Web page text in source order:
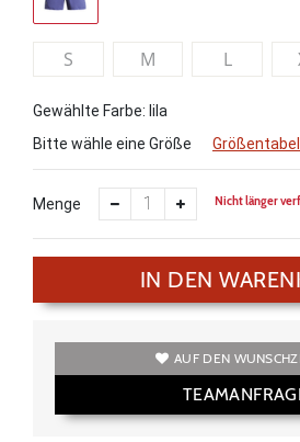
S M L
Gewählte Farbe: lila
Bitte wähle eine Größe
Menge Nicht länger
IN DEN
AUF DEN